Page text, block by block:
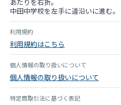
あたりを右折。
中田中学校を左手に道沿いに進む。
利用規約
利用規約はこちら
個人情報の取り扱いについて
個人情報の取り扱いについて
特定商取引法に基づく表記